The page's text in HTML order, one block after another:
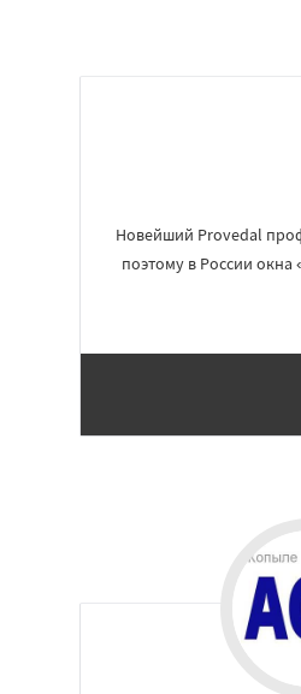
Новейший Provedal
поэтому в России окна